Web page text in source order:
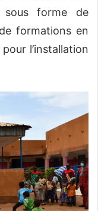
sous forme de
formations en
l’installation